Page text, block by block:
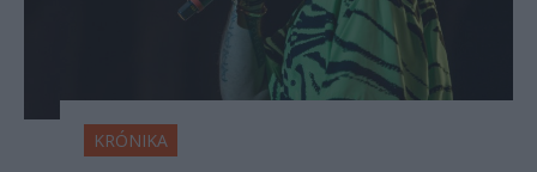
KRÓNIKA